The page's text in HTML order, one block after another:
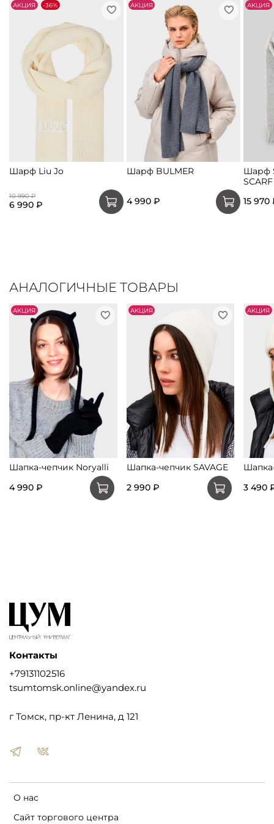
АKЦИЯ -36%
Шарф Liu Jo
10 990 ₽
6 990 ₽
АKЦИЯ
Шарф BULMER
4 990 ₽
АKЦИЯ
Шарф
SCARF
15 970
АНАЛОГИЧНЫЕ ТОВАРЫ
АKЦИЯ
Шапка-чепчик Noryalli
4 990 ₽
АKЦИЯ
Шапка-чепчик SAVAGE
2 990 ₽
АKЦИЯ
3 490
О нас
Сайт торгового центра
Контакты
+79131102516
tsumtomsk.online@yandex.ru
г Томск, пр-кт Ленина, д 121